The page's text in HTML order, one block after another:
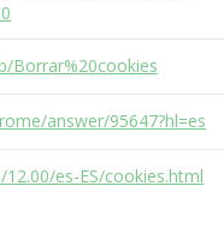
Borrar%20cookies
answer/95647?hl=es
es-ES/cookies.html